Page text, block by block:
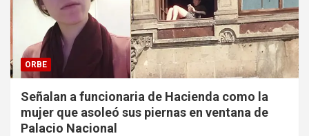
ORBE
Señalan a funcionaria de Hacienda como la
mujer que asoleó sus piernas en ventana de
Palacio Nacional